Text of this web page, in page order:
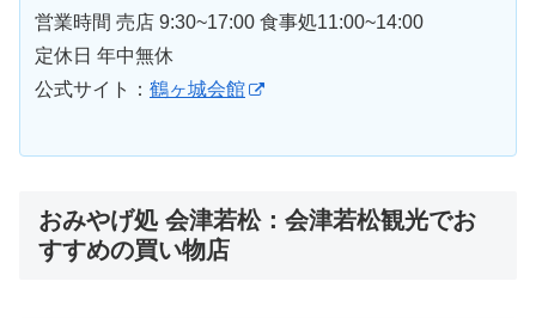
営業時間 売店 9:30~17:00 食事処11:00~14:00
定休日 年中無休
公式サイト： 鶴ヶ城会館
おみやげ処 会津若松：会津若松観光でお
すすめの買い物店